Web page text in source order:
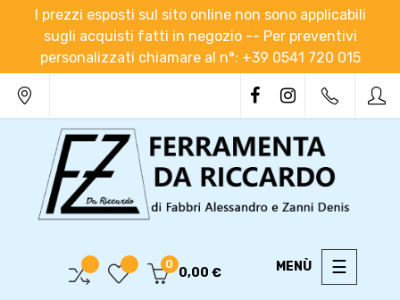
I prezzi esposti sul sito online non sono applicabili
sugli acquisti fatti in negozio -- Per preventivi
personalizzati chiamare al n°: +39 0541 720 015
Toggle
☰
0
0,00 €